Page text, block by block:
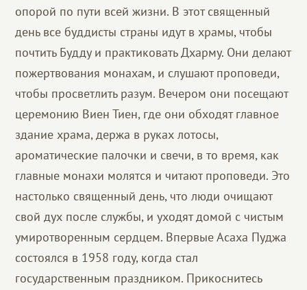
опорой по пути всей жизни. В этот священный
день все буддисты страны идут в храмы, чтобы
почтить Будду и практиковать Дхарму. Они делают
пожертвования монахам, и слушают проповеди,
чтобы просветлить разум. Вечером они посещают
церемонию Виен Тиен, где они обходят главное
здание храма, держа в руках лотосы,
ароматические палочки и свечи, в то время, как
главные монахи молятся и читают проповеди. Это
настолько священный день, что люди очищают
свой дух после службы, и уходят домой с чистым
умиротворенным сердцем. Впервые Асаха Пуджа
состоялся в 1958 году, когда стал
государственным праздником. Прикоснитесь